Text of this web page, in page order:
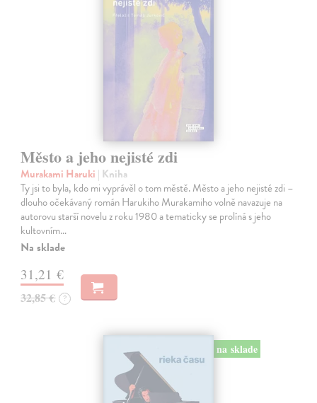
Město a jeho nejisté zdi
Murakami Haruki | Kniha
Ty jsi to byla, kdo mi vyprávěl o tom městě. Město a jeho nejisté zdi –
dlouho očekávaný román Harukiho Murakamiho volně navazuje na
autorovu starší novelu z roku 1980 a tematicky se prolíná s jeho
kultovním…
Na sklade
31,21 €
32,85 € ?
na sklade